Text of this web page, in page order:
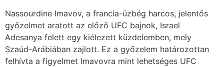
Nassourdine Imavov, a francia-üzbég harcos, jelentős
győzelmet aratott az előző UFC bajnok, Israel
Adesanya felett egy kiélezett küzdelemben, mely
Szaúd-Arábiában zajlott. Ez a győzelem határozottan
felhívta a figyelmet Imavovra mint lehetséges UFC